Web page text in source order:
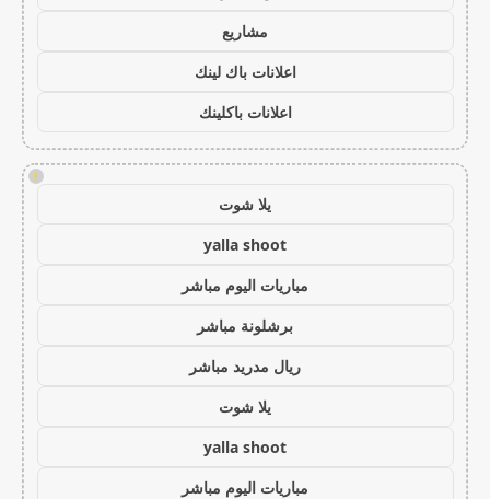
مشاريع
اعلانات باك لينك
اعلانات باكلينك
!
يلا شوت
yalla shoot
مباريات اليوم مباشر
برشلونة مباشر
ريال مدريد مباشر
يلا شوت
yalla shoot
مباريات اليوم مباشر